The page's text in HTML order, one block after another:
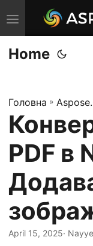
T
o
g
e
n
v
i
g
a
t
i
Home
Головна »
PDF в
April 15, 2025·